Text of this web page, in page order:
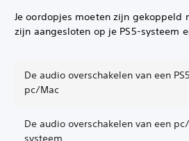
Je oordopjes moeten zijn gekoppeld
zijn aangesloten op je PS5-systeem
De audio overschakelen van een
pc/Mac
De audio overschakelen van een
systeem